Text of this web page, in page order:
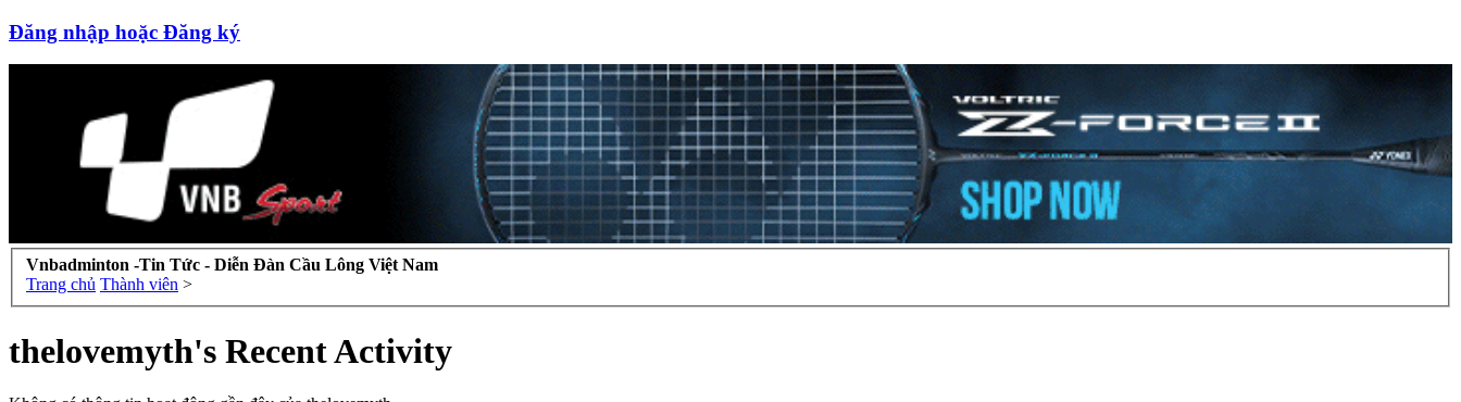
Đăng nhập hoặc Đăng ký
Vnbadminton -Tin Tức - Diễn Đàn Cầu Lông Việt Nam
Trang chủ Thành viên >
thelovemyth's Recent Activity